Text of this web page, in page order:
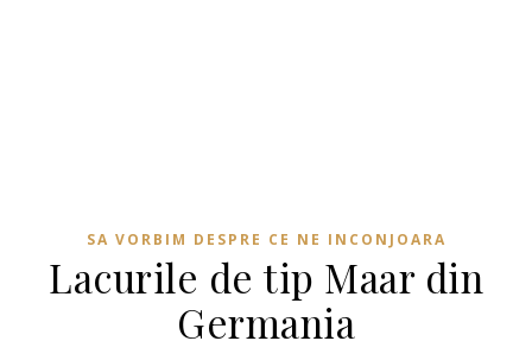
SA VORBIM DESPRE CE NE INCONJOARA
Lacurile de tip Maar din
Germania